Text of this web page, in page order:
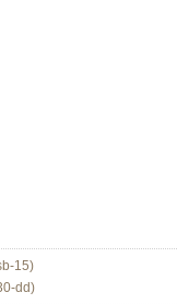
15)
dd)